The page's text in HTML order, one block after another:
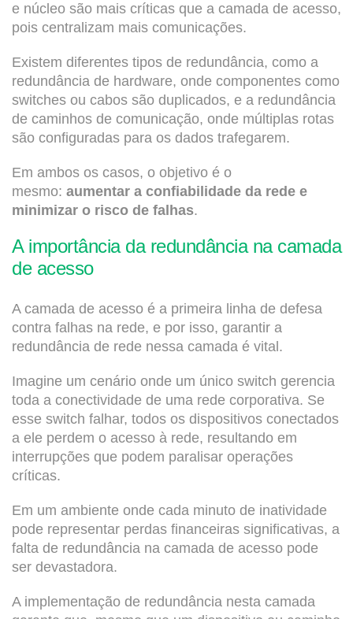
e núcleo são mais críticas que a camada de acesso,
pois centralizam mais comunicações.
Existem diferentes tipos de redundância, como a
redundância de hardware, onde componentes como
switches ou cabos são duplicados, e a redundância
de caminhos de comunicação, onde múltiplas rotas
são configuradas para os dados trafegarem.
Em ambos os casos, o objetivo é o
mesmo: aumentar a confiabilidade da rede e
minimizar o risco de falhas.
A importância da redundância na camada
de acesso
A camada de acesso é a primeira linha de defesa
contra falhas na rede, e por isso, garantir a
redundância de rede nessa camada é vital.
Imagine um cenário onde um único switch gerencia
toda a conectividade de uma rede corporativa. Se
esse switch falhar, todos os dispositivos conectados
a ele perdem o acesso à rede, resultando em
interrupções que podem paralisar operações
críticas.
Em um ambiente onde cada minuto de inatividade
pode representar perdas financeiras significativas, a
falta de redundância na camada de acesso pode
ser devastadora.
A implementação de redundância nesta camada